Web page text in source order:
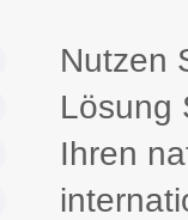
Nutzen
Lösung
Ihren